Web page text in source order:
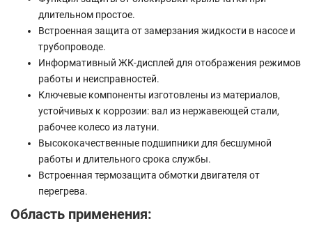
длительном простое.
Встроенная защита от замерзания жидкости в насосе и
трубопроводе.
Информативный ЖК-дисплей для отображения режимов
работы и неисправностей.
Ключевые компоненты изготовлены из материалов,
устойчивых к коррозии: вал из нержавеющей стали,
рабочее колесо из латуни.
Высококачественные подшипники для бесшумной
работы и длительного срока службы.
Встроенная термозащита обмотки двигателя от
перегрева.
Область применения: